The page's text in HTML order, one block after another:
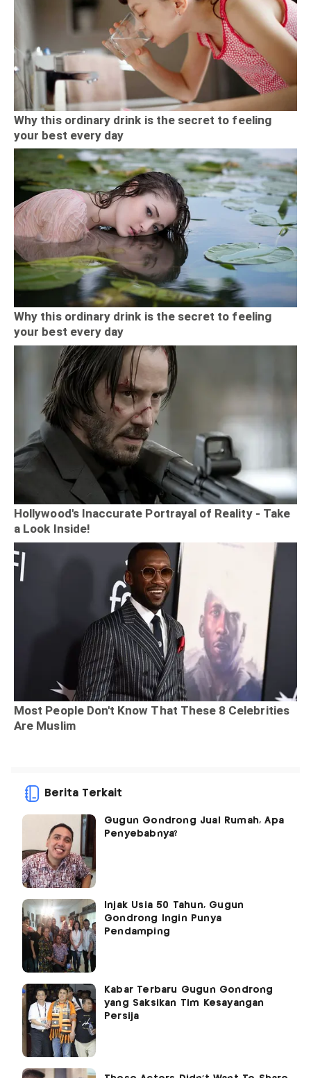
Berita Terkait
Gugun Gondrong Jual Rumah, Apa
Penyebabnya?
Injak Usia 50 Tahun, Gugun
Gondrong Ingin Punya
Pendamping
Kabar Terbaru Gugun Gondrong
yang Saksikan Tim Kesayangan
Persija